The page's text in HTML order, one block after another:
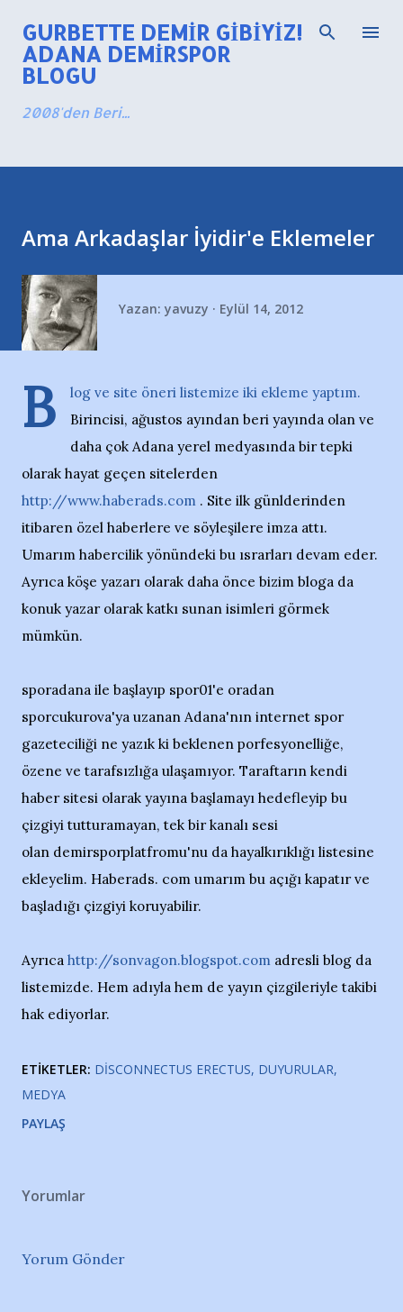
Ana içeriğe atla
GURBETTE DEMIR GIBIYIZ!
ADANA DEMIRSPOR
BLOGU
2008'den Beri...
Ama Arkadaşlar İyidir'e Eklemeler
Yazan: yavuzy Eylül 14, 2012
B
log ve site öneri listemize iki ekleme yaptım.
Birincisi, ağustos ayından beri yayında olan ve
daha çok Adana yerel medyasında bir tepki
olarak hayat geçen sitelerden
http://www.haberads.com . Site ilk günlderinden
itibaren özel haberlere ve söyleşilere imza attı.
Umarım habercilik yönündeki bu ısrarları devam eder.
Ayrıca köşe yazarı olarak daha önce bizim bloga da
konuk yazar olarak katkı sunan isimleri görmek
mümkün.
sporadana ile başlayıp spor01'e oradan
sporcukurova'ya uzanan Adana'nın internet spor
gazeteciliği ne yazık ki beklenen porfesyonelliğe,
özene ve tarafsızlığa ulaşamıyor. Taraftarın kendi
haber sitesi olarak yayına başlamayı hedefleyip bu
çizgiyi tutturamayan, tek bir kanalı sesi
olan demirsporplatfromu'nu da hayalkırıklığı listesine
ekleyelim. Haberads. com umarım bu açığı kapatır ve
başladığı çizgiyi koruyabilir.
Ayrıca http://sonvagon.blogspot.com adresli blog da
listemizde. Hem adıyla hem de yayın çizgileriyle takibi
hak ediyorlar.
ETIKETLER: DISCONNECTUS ERECTUS DUYURULAR
MEDYA
PAYLAŞ
Yorumlar
Yorum Gönder